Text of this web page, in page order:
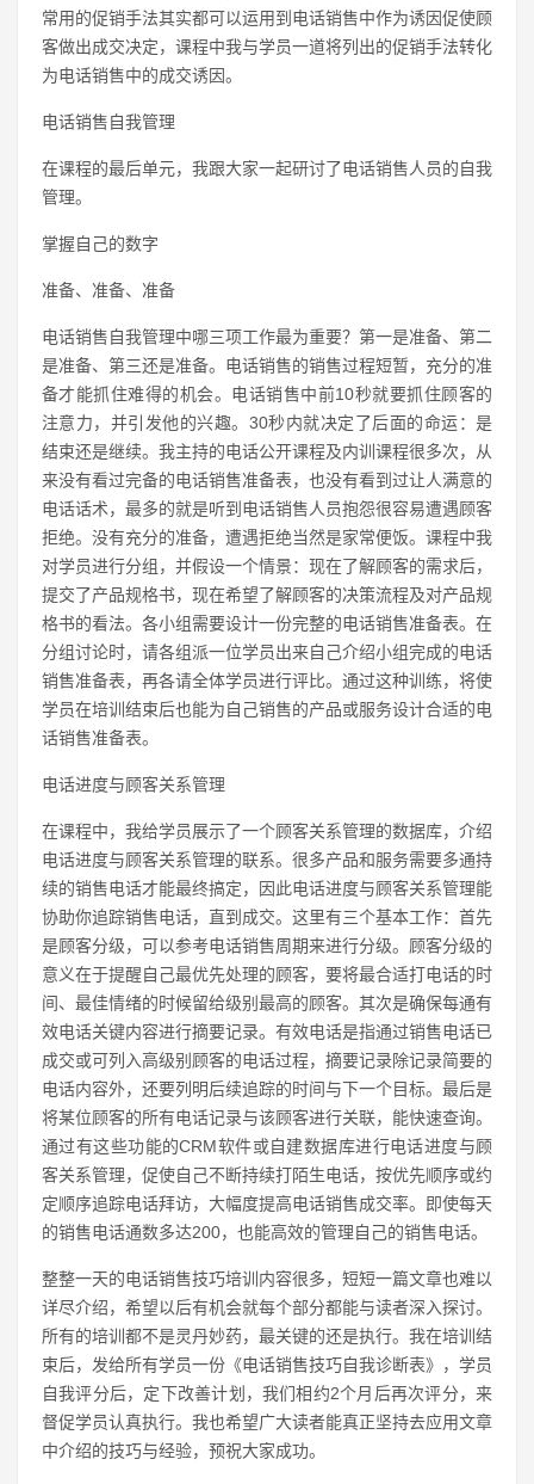
常用的促销手法其实都可以运用到电话销售中作为诱因促使顾
客做出成交决定，课程中我与学员一道将列出的促销手法转化
为电话销售中的成交诱因。
电话销售自我管理
在课程的最后单元，我跟大家一起研讨了电话销售人员的自我
管理。
掌握自己的数字
准备、准备、准备
电话销售自我管理中哪三项工作最为重要？第一是准备、第二
是准备、第三还是准备。电话销售的销售过程短暂，充分的准
备才能抓住难得的机会。电话销售中前10秒就要抓住顾客的
注意力，并引发他的兴趣。30秒内就决定了后面的命运：是
结束还是继续。我主持的电话公开课程及内训课程很多次，从
来没有看过完备的电话销售准备表，也没有看到过让人满意的
电话话术，最多的就是听到电话销售人员抱怨很容易遭遇顾客
拒绝。没有充分的准备，遭遇拒绝当然是家常便饭。课程中我
对学员进行分组，并假设一个情景：现在了解顾客的需求后，
提交了产品规格书，现在希望了解顾客的决策流程及对产品规
格书的看法。各小组需要设计一份完整的电话销售准备表。在
分组讨论时，请各组派一位学员出来自己介绍小组完成的电话
销售准备表，再各请全体学员进行评比。通过这种训练，将使
学员在培训结束后也能为自己销售的产品或服务设计合适的电
话销售准备表。
电话进度与顾客关系管理
在课程中，我给学员展示了一个顾客关系管理的数据库，介绍
电话进度与顾客关系管理的联系。很多产品和服务需要多通持
续的销售电话才能最终搞定，因此电话进度与顾客关系管理能
协助你追踪销售电话，直到成交。这里有三个基本工作：首先
是顾客分级，可以参考电话销售周期来进行分级。顾客分级的
意义在于提醒自己最优先处理的顾客，要将最合适打电话的时
间、最佳情绪的时候留给级别最高的顾客。其次是确保每通有
效电话关键内容进行摘要记录。有效电话是指通过销售电话已
成交或可列入高级别顾客的电话过程，摘要记录除记录简要的
电话内容外，还要列明后续追踪的时间与下一个目标。最后是
将某位顾客的所有电话记录与该顾客进行关联，能快速查询。
通过有这些功能的CRM软件或自建数据库进行电话进度与顾
客关系管理，促使自己不断持续打陌生电话，按优先顺序或约
定顺序追踪电话拜访，大幅度提高电话销售成交率。即使每天
的销售电话通数多达200，也能高效的管理自己的销售电话。
整整一天的电话销售技巧培训内容很多，短短一篇文章也难以
详尽介绍，希望以后有机会就每个部分都能与读者深入探讨。
所有的培训都不是灵丹妙药，最关键的还是执行。我在培训结
束后，发给所有学员一份《电话销售技巧自我诊断表》，学员
自我评分后，定下改善计划，我们相约2个月后再次评分，来
督促学员认真执行。我也希望广大读者能真正坚持去应用文章
中介绍的技巧与经验，预祝大家成功。